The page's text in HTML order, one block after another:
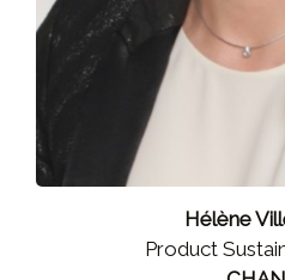
Hélène
Product